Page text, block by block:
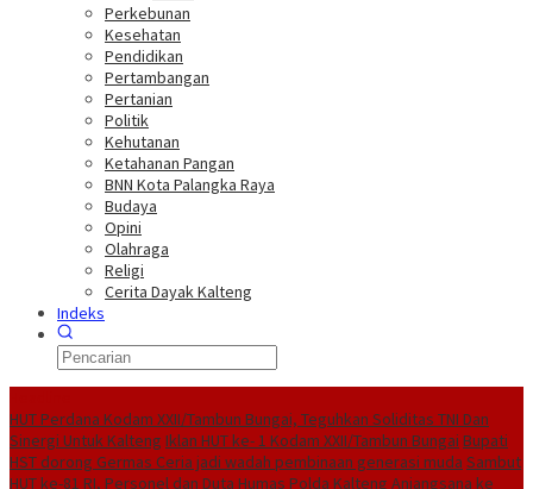
Perkebunan
Kesehatan
Pendidikan
Pertambangan
Pertanian
Politik
Kehutanan
Ketahanan Pangan
BNN Kota Palangka Raya
Budaya
Opini
Olahraga
Religi
Cerita Dayak Kalteng
Indeks
HUT Perdana Kodam XXII/Tambun Bungai, Teguhkan Soliditas TNI Dan
Sinergi Untuk Kalteng Iklan HUT ke- 1 Kodam XXII/Tambun Bungai Bupati
HST dorong Germas Ceria jadi wadah pembinaan generasi muda Sambut
HUT ke-81 RI, Personel dan Duta Humas Polda Kalteng Anjangsana ke